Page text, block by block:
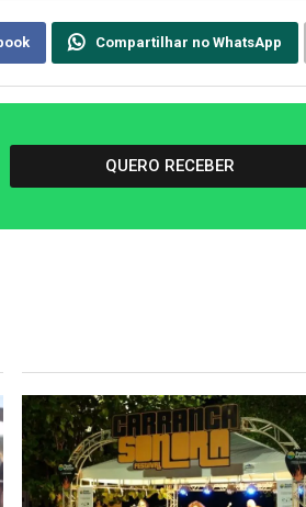
Compartilhar no WhatsApp
QUERO RECEBER